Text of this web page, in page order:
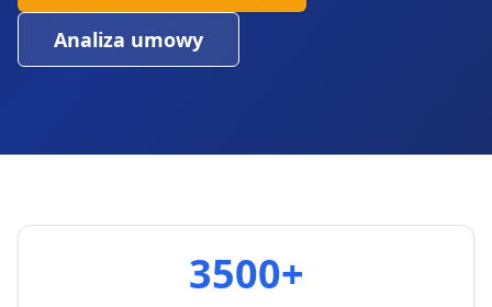
Analiza umowy
3500+